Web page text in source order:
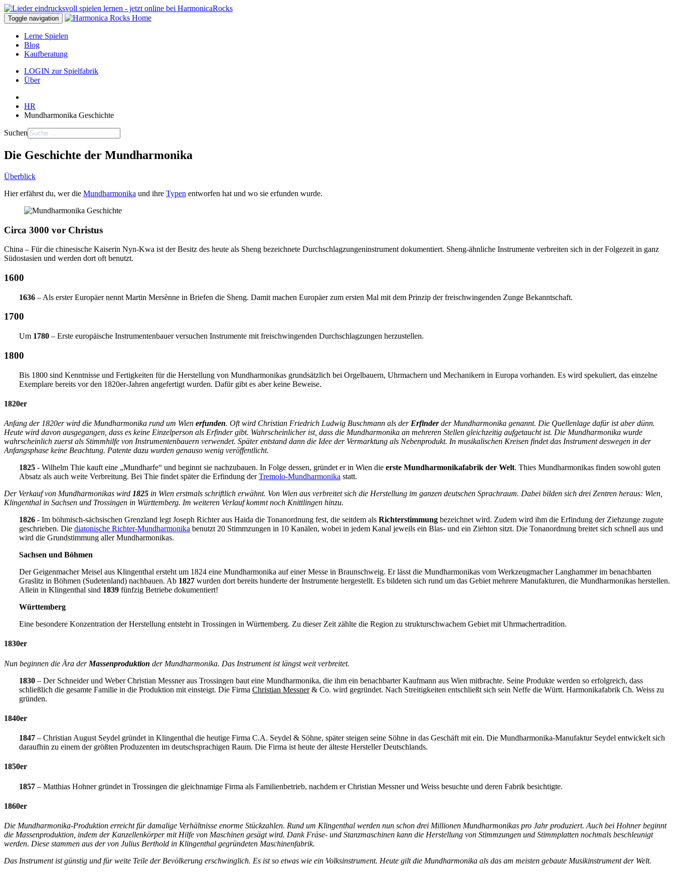
Toggle navigation
Lerne Spielen
Blog
Kaufberatung
LOGIN zur Spielfabrik
Über
HR
Mundharmonika Geschichte
Suchen
Die Geschichte der Mundharmonika
Überblick
Hier erfährst du, wer die Mundharmonika und ihre Typen entworfen hat und wo sie erfunden wurde.
Circa 3000 vor Christus
China – Für die chinesische Kaiserin Nyn-Kwa ist der Besitz des heute als Sheng bezeichnete Durchschlagzungeninstrument dokumentiert. Sheng-ähnliche Instrumente verbreiten sich in der Folgezeit in ganz
Südostasien und werden dort oft benutzt.
1600
1636 – Als erster Europäer nennt Martin Mersènne in Briefen die Sheng. Damit machen Europäer zum ersten Mal mit dem Prinzip der freischwingenden Zunge Bekanntschaft.
1700
Um 1780 – Erste europäische Instrumentenbauer versuchen Instrumente mit freischwingenden Durchschlagzungen herzustellen.
1800
Bis 1800 sind Kenntnisse und Fertigkeiten für die Herstellung von Mundharmonikas grundsätzlich bei Orgelbauern, Uhrmachern und Mechanikern in Europa vorhanden. Es wird spekuliert, das einzelne
Exemplare bereits vor den 1820er-Jahren angefertigt wurden. Dafür gibt es aber keine Beweise.
1820er
Anfang der 1820er wird die Mundharmonika rund um Wien erfunden. Oft wird Christian Friedrich Ludwig Buschmann als der Erfinderder Mundharmonika genannt. Die Quellenlage dafür ist aber dünn.
Heute wird davon ausgegangen, dass es keine Einzelperson als Erfinder gibt. Wahrscheinlicher ist, dass die Mundharmonika an mehreren Stellen gleichzeitig aufgetaucht ist. Die Mundharmonika wurde
wahrscheinlich zuerst als Stimmhilfe von Instrumentenbauern verwendet. Später entstand dann die Idee der Vermarktung als Nebenprodukt. In musikalischen Kreisen findet das Instrument deswegen in der
Anfangsphase keine Beachtung. Patente dazu wurden genauso wenig veröffentlicht.
1825 - Wilhelm Thie kauft eine „Mundharfe“ und beginnt sie nachzubauen. In Folge dessen, gründet er in Wien die erste Mundharmonikafabrik der Welt. Thies Mundharmonikas finden sowohl guten
Absatz als auch weite Verbreitung. Bei Thie findet später die Erfindung derTremolo-Mundharmonika statt.
Der Verkauf von Mundharmonikas wird 1825 in Wien erstmals schriftlich erwähnt. Von Wien aus verbreitet sich die Herstellung im ganzen deutschen Sprachraum. Dabei bilden sich drei Zentren heraus: Wien,
Klingenthal in Sachsen und Trossingen in Württemberg. Im weiteren Verlauf kommt noch Knittlingen hinzu.
1826 - Im böhmisch-sächsischen Grenzland legt Joseph Richter aus Haida die Tonanordnung fest, die seitdem als Richterstimmung bezeichnet wird. Zudem wird ihm die Erfindung der Ziehzunge zugute
geschrieben. Die diatonische Richter-Mundharmonika benutzt 20 Stimmzungen in 10 Kanälen, wobei in jedem Kanal jeweils ein Blas- und ein Ziehton sitzt. Die Tonanordnung breitet sich schnell aus und
wird die Grundstimmung aller Mundharmonikas.
Sachsen und Böhmen
Der Geigenmacher Meisel aus Klingenthal ersteht um 1824 eine Mundharmonika auf einer Messe in Braunschweig. Er lässt die Mundharmonikas vom Werkzeugmacher Langhammer im benachbarten
Graslitz in Böhmen (Sudetenland) nachbauen. Ab 1827 wurden dort bereits hunderte der Instrumente hergestellt. Es bildeten sich rund um das Gebiet mehrere Manufakturen, die Mundharmonikas herstellen.
Allein in Klingenthal sind 1839 fünfzig Betriebe dokumentiert!
Württemberg
Eine besondere Konzentration der Herstellung entsteht in Trossingen in Württemberg. Zu dieser Zeit zählte die Region zu strukturschwachem Gebiet mit Uhrmachertradition.
1830er
Nun beginnen die Ära der Massenproduktion der Mundharmonika. Das Instrument ist längst weit verbreitet.
1830 – Der Schneider und Weber Christian Messner aus Trossingen baut eine Mundharmonika, die ihm ein benachbarter Kaufmann aus Wien mitbrachte. Seine Produkte werden so erfolgreich, dass
schließlich die gesamte Familie in die Produktion mit einsteigt. Die Firma Christian Messner& Co. wird gegründet. Nach Streitigkeiten entschließt sich sein Neffe die Württ. Harmonikafabrik Ch. Weiss zu
gründen.
1840er
1847 – Christian August Seydel gründet in Klingenthal die heutige Firma C.A. Seydel & Söhne, später steigen seine Söhne in das Geschäft mit ein. Die Mundharmonika-Manufaktur Seydel entwickelt sich
daraufhin zu einem der größten Produzenten im deutschsprachigen Raum. Die Firma ist heute der älteste Hersteller Deutschlands.
1850er
1857 – Matthias Hohner gründet in Trossingen die gleichnamige Firma als Familienbetrieb, nachdem er Christian Messner und Weiss besuchte und deren Fabrik besichtigte.
1860er
Die Mundharmonika-Produktion erreicht für damalige Verhältnisse enorme Stückzahlen. Rund um Klingenthal werden nun schon drei Millionen Mundharmonikas pro Jahr produziert. Auch bei Hohner beginnt
die Massenproduktion, indem der Kanzellenkörper mit Hilfe von Maschinen gesägt wird. Dank Fräse- und Stanzmaschinen kann die Herstellung von Stimmzungen und Stimmplatten nochmals beschleunigt
werden. Diese stammen aus der von Julius Berthold in Klingenthal gegründeten Maschinenfabrik.
Das Instrument ist günstig und für weite Teile der Bevölkerung erschwinglich. Es ist so etwas wie ein Volksinstrument. Heute gilt die Mundharmonika als das am meisten gebaute Musikinstrument der Welt.